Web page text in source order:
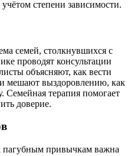
степени зависимости.
семей, столкнувшихся с
проводят консультации
объясняют, как вести
мешают выздоровлению, как
Семейная терапия помогает
доверие.
пагубным привычкам важна